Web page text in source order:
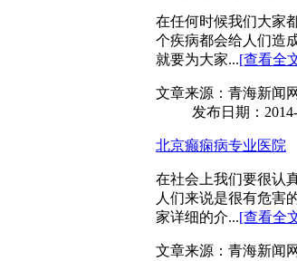
在任何时候我们大家
个疾病都会给人们造
就要为大家...[查看全
文章来源：青海新闻
发布日期：
北京癫痫病专业医院
在社会上我们要很认
人们来说是很有危害
家详细的介...[查看全
文章来源：青海新闻